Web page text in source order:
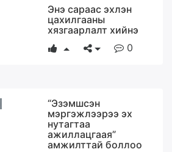
Энэ сараас эхлэн
цахилгааны
хязгаарлалт хийнэ
0
“Эзэмшсэн
мэргэжлээрээ эх
нутагтаа
ажиллацгаая”
амжилттай боллоо